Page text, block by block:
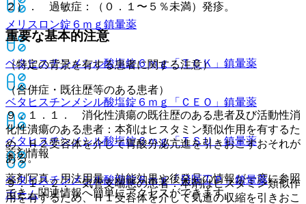
メリスロン錠６ｍｇ 鎮暈薬
ベタヒスチンメシル酸塩錠６ｍｇ「ＴＣＫ」 鎮暈薬
ベタヒスチンメシル酸塩錠６ｍｇ「ＣＥＯ」 鎮暈薬
ベタヒスチンメシル酸塩錠６ｍｇ「ＴＳＵ」鎮暈薬
ベタヒスチンメシル酸塩錠６ｍｇ「日医工Ｐ」鎮暈薬
ホーム
２）． 過敏症：（０．１〜５％未満）発疹。
重要な基本的注意
（特定の背景を有する患者に関する注意）
（合併症・既往歴等のある患者）
９．１．１． 消化性潰瘍の既往歴のある患者及び活動性消
化性潰瘍のある患者：本剤はヒスタミン類似作用を有するた
め、Ｈ２受容体を介して胃酸分泌亢進を引きおこすおそれが
ある。
９．１．２． 気管支喘息の患者：本剤はヒスタミン類似作
用を有するため、Ｈ１受容体を介して気道の収縮を引きおこ
薬剤情報
薬剤写真、用法用量、効能効果や後発品の情報が一度に参照
でき、関連情報へ簡単にアクセスができます。